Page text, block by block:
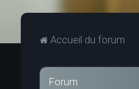
Accueil du forum
Forum